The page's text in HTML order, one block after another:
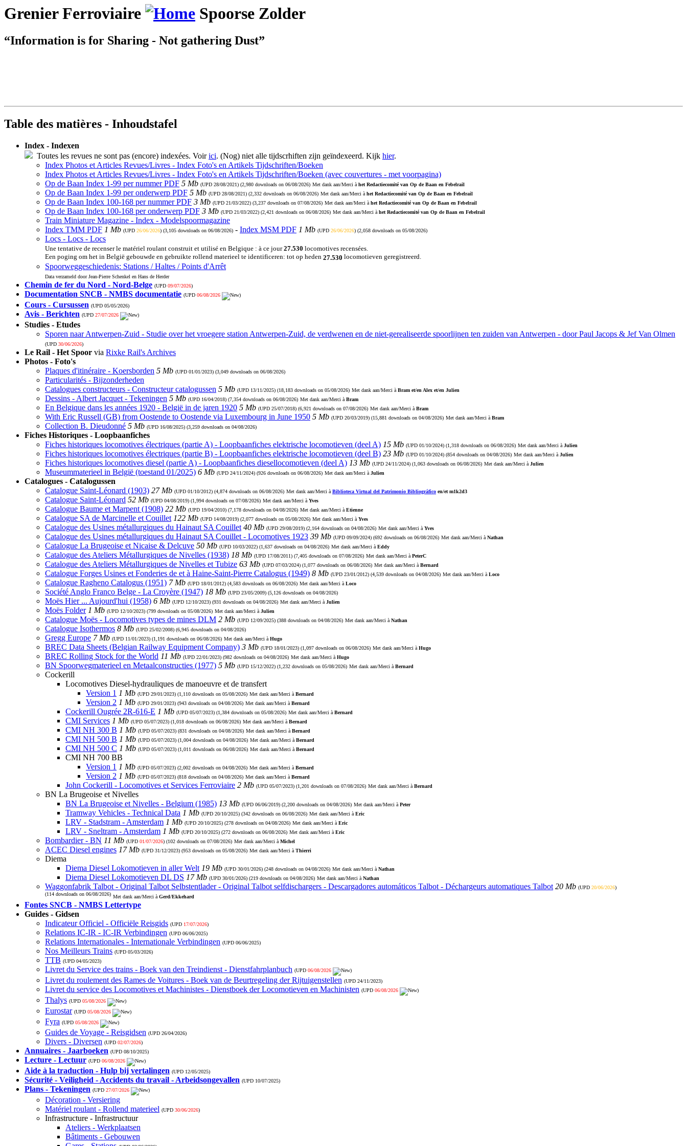
Grenier Ferroviaire Spoorse Zolder
“Information is for Sharing - Not gathering Dust”
Table des matières - Inhoudstafel
Index - Indexen
Toutes les revues ne sont pas (encore) indexées. Voirici. (Nog) niet alle tijdscrhiften zijn geïndexeerd. Kijk hier.
Index Photos et Articles Revues/Livres - Index Foto's en Artikels Tijdschriften/Boeken
Index Photos et Articles Revues/Livres - Index Foto's en Artikels Tijdschriften/Boeken (avec couvertures - met voorpagina)
Op de Baan Index 1-99 per nummer PDF 5 Mb (UPD 28/08/2021) (2,980 downloads on 06/08/2026) Met dank aan/Merci à het Redactiecomité van Op de Baan en Febelrail
Op de Baan Index 1-99 per onderwerp PDF 5 Mb (UPD 28/08/2021) (2,332 downloads on 06/08/2026) Met dank aan/Merci à het Redactiecomité van Op de Baan en Febelrail
Op de Baan Index 100-168 per nummer PDF 3 Mb (UPD 21/03/2022) (3,237 downloads on 07/08/2026) Met dank aan/Merci à het Redactiecomité van Op de Baan en Febelrail
Op de Baan Index 100-168 per onderwerp PDF 3 Mb (UPD 21/03/2022) (2,421 downloads on 06/08/2026) Met dank aan/Merci à het Redactiecomité van Op de Baan en Febelrail
Train Miniature Magazine - Index - Modelspoormagazine
Index TMM PDF 1 Mb (UPD 26/06/2026) (3,105 downloads on 06/08/2026) - Index MSM PDF 1 Mb (UPD 26/06/2026) (2,058 downloads on 05/08/2026)
Locs - Locs - Locs
Une tentative de recenser le matériel roulant construit et utilisé en Belgique : à ce jour27.530 locomotives recensées.
Een poging om het in België gebouwde en gebruikte rollend materieel te identificeren: tot op heden 27.530 locomotieven geregistreerd.
Spoorweggeschiedenis: Stations / Haltes / Points d'Arrêt
Data verzameld door Jean-Pierre Schenkel en Hans de Herder
Chemin de fer du Nord - Nord-Belge (UPD 09/07/2026)
Documentation SNCB - NMBS documentatie (UPD 06/08/2026 )
Cours - Cursussen (UPD 05/05/2026)
Avis - Berichten (UPD 27/07/2026 )
Studies - Etudes
Sporen naar Antwerpen-Zuid - Studie over het vroegere station Antwerpen-Zuid, de verdwenen en de niet-gerealiseerde spoorlijnen ten zuiden van Antwerpen - door Paul Jacops & Jef Van Olmen
(UPD 30/06/2026)
Le Rail - Het Spoor via Rixke Rail's Archives
Photos - Foto's
Plaques d'itinéraire - Koersborden 5 Mb (UPD 01/01/2023) (3,049 downloads on 06/08/2026)
Particularités - Bijzonderheden
Catalogues constructeurs - Constructeur catalogussen 5 Mb (UPD 13/11/2025) (18,183 downloads on 05/08/2026) Met dank aan/Merci à Bram et/en Alex et/en Julien
Dessins - Albert Jacquet - Tekeningen 5 Mb (UPD 16/04/2018) (7,354 downloads on 06/08/2026) Met dank aan/Merci à Bram
En Belgique dans les années 1920 - België in de jaren 1920 5 Mb (UPD 25/07/2018) (6,921 downloads on 07/08/2026) Met dank aan/Merci à Bram
With Eric Russell (GB) from Oostende to Oostende via Luxembourg in June 1950 5 Mb (UPD 20/03/2019) (15,881 downloads on 04/08/2026) Met dank aan/Merci à Bram
Collection B. Dieudonné 5 Mb (UPD 16/08/2025) (3,259 downloads on 04/08/2026)
Fiches Historiques - Loopbaanfiches
Fiches historiques locomotives électriques (partie A) - Loopbaanfiches elektrische locomotieven (deel A) 15 Mb (UPD 01/10/2024) (1,318 downloads on 06/08/2026) Met dank aan/Merci à Julien
Fiches historiques locomotives électriques (partie B) - Loopbaanfiches elektrische locomotieven (deel B) 23 Mb (UPD 01/10/2024) (854 downloads on 04/08/2026) Met dank aan/Merci à Julien
Fiches historiques locomotives diesel (partie A) - Loopbaanfiches diesellocomotieven (deel A) 13 Mb (UPD 24/11/2024) (1,063 downloads on 06/08/2026) Met dank aan/Merci à Julien
Museummaterieel in België (toestand 01/2025) 6 Mb (UPD 24/11/2024) (926 downloads on 06/08/2026) Met dank aan/Merci à Julien
Catalogues - Catalogussen
Catalogue Saint-Léonard (1903) 27 Mb (UPD 01/10/2012) (4,874 downloads on 06/08/2026) Met dank aan/Merci à Biblioteca Virtual del Patrimonio Bibliográfico en/et m1k2d3
Catalogue Saint-Léonard 52 Mb (UPD 04/08/2019) (1,994 downloads on 07/08/2026) Met dank aan/Merci à Yves
Catalogue Baume et Marpent (1908) 22 Mb (UPD 19/04/2010) (7,178 downloads on 04/08/2026) Met dank aan/Merci à Etienne
Catalogue SA de Marcinelle et Couillet 122 Mb (UPD 14/08/2019) (2,077 downloads on 05/08/2026) Met dank aan/Merci à Yves
Catalogue des Usines métallurgiques du Hainaut SA Couillet 40 Mb (UPD 29/08/2019) (2,164 downloads on 04/08/2026) Met dank aan/Merci à Yves
Catalogue des Usines métallurgiques du Hainaut SA Couillet - Locomotives 1923 39 Mb (UPD 09/09/2024) (692 downloads on 06/08/2026) Met dank aan/Merci à Nathan
Catalogue La Brugeoise et Nicaise & Delcuve 50 Mb (UPD 10/03/2022) (1,637 downloads on 04/08/2026) Met dank aan/Merci à Eddy
Catalogue des Ateliers Métallurgiques de Nivelles (1938) 18 Mb (UPD 17/08/2011) (7,405 downloads on 07/08/2026) Met dank aan/Merci à PeterC
Catalogue des Ateliers Métallurgiques de Nivelles et Tubize 63 Mb (UPD 07/03/2024) (1,077 downloads on 06/08/2026) Met dank aan/Merci à Bernard
Catalogue Forges Usines et Fonderies de et à Haine-Saint-Pierre Catalogus (1949) 8 Mb (UPD 23/01/2012) (4,539 downloads on 04/08/2026) Met dank aan/Merci à Loco
Catalogue Ragheno Catalogus (1951) 7 Mb (UPD 18/01/2012) (4,583 downloads on 06/08/2026) Met dank aan/Merci à Loco
Société Anglo Franco Belge - La Croyère (1947) 18 Mb (UPD 23/05/2009) (5,126 downloads on 04/08/2026)
Moës Hier ... Aujourd'hui (1958) 6 Mb (UPD 12/10/2023) (931 downloads on 04/08/2026) Met dank aan/Merci à Julien
Moës Folder 1 Mb (UPD 12/10/2023) (799 downloads on 05/08/2026) Met dank aan/Merci à Julien
Catalogue Moës - Locomotives types de mines DLM 2 Mb (UPD 12/09/2025) (388 downloads on 04/08/2026) Met dank aan/Merci à Nathan
Catalogue Isothermos 8 Mb (UPD 25/02/2008) (6,945 downloads on 04/08/2026)
Gregg Europe 7 Mb (UPD 11/01/2023) (1,191 downloads on 06/08/2026) Met dank aan/Merci à Hugo
BREC Data Sheets (Belgian Railway Equipment Company) 3 Mb (UPD 18/01/2023) (1,097 downloads on 06/08/2026) Met dank aan/Merci à Hugo
BREC Rolling Stock for the World 11 Mb (UPD 22/01/2023) (982 downloads on 04/08/2026) Met dank aan/Merci à Hugo
BN Spoorwegmaterieel en Metaalconstructies (1977) 5 Mb (UPD 15/12/2022) (1,232 downloads on 05/08/2026) Met dank aan/Merci à Bernard
Cockerill
Locomotives Diesel-hydrauliques de manoeuvre et de transfert
Version 1 1 Mb (UPD 29/01/2023) (1,110 downloads on 05/08/2026) Met dank aan/Merci à Bernard
Version 2 1 Mb (UPD 29/01/2023) (943 downloads on 04/08/2026) Met dank aan/Merci à Bernard
Cockerill Ougrée 2R-616-E 1 Mb (UPD 05/07/2023) (1,384 downloads on 05/08/2026) Met dank aan/Merci à Bernard
CMI Services 1 Mb (UPD 05/07/2023) (1,018 downloads on 06/08/2026) Met dank aan/Merci à Bernard
CMI NH 300 B 1 Mb (UPD 05/07/2023) (831 downloads on 04/08/2026) Met dank aan/Merci à Bernard
CMI NH 500 B 1 Mb (UPD 05/07/2023) (1,004 downloads on 04/08/2026) Met dank aan/Merci à Bernard
CMI NH 500 C 1 Mb (UPD 05/07/2023) (1,011 downloads on 06/08/2026) Met dank aan/Merci à Bernard
CMI NH 700 BB
Version 1 1 Mb (UPD 05/07/2023) (2,002 downloads on 04/08/2026) Met dank aan/Merci à Bernard
Version 2 1 Mb (UPD 05/07/2023) (818 downloads on 04/08/2026) Met dank aan/Merci à Bernard
John Cockerill - Locomotives et Services Ferroviaire 2 Mb (UPD 05/07/2023) (1,201 downloads on 07/08/2026) Met dank aan/Merci à Bernard
BN La Brugeoise et Nivelles
BN La Brugeoise et Nivelles - Belgium (1985) 13 Mb (UPD 06/06/2019) (2,200 downloads on 04/08/2026) Met dank aan/Merci à Peter
Tramway Vehicles - Technical Data 1 Mb (UPD 20/10/2025) (342 downloads on 06/08/2026) Met dank aan/Merci à Eric
LRV - Stadstram - Amsterdam 1 Mb (UPD 20/10/2025) (278 downloads on 04/08/2026) Met dank aan/Merci à Eric
LRV - Sneltram - Amsterdam 1 Mb (UPD 20/10/2025) (272 downloads on 06/08/2026) Met dank aan/Merci à Eric
Bombardier - BN 11 Mb (UPD 01/07/2026) (102 downloads on 07/08/2026) Met dank aan/Merci à Michel
ACEC Diesel engines 17 Mb (UPD 31/12/2023) (953 downloads on 05/08/2026) Met dank aan/Merci à Thierri
Diema
Diema Diesel Lokomotieven in aller Welt 19 Mb (UPD 30/01/2026) (248 downloads on 04/08/2026) Met dank aan/Merci à Nathan
Diema Diesel Lokomotieven DL DS 17 Mb (UPD 30/01/2026) (219 downloads on 04/08/2026) Met dank aan/Merci à Nathan
Waggonfabrik Talbot - Original Talbot Selbstentlader - Original Talbot selfdischargers - Descargadores automáticos Talbot - Déchargeurs automatiques Talbot 20 Mb (UPD 20/06/2026)
(114 downloads on 06/08/2026) Met dank aan/Merci à Gerd/Ekkehard
Fontes SNCB - NMBS Lettertype
Guides - Gidsen
Indicateur Officiel - Officiële Reisgids (UPD 17/07/2026)
Relations IC-IR - IC-IR Verbindingen (UPD 06/06/2025)
Relations Internationales - Internationale Verbindingen (UPD 06/06/2025)
Nos Meilleurs Trains (UPD 05/03/2026)
TTB (UPD 04/05/2023)
Livret du Service des trains - Boek van den Treindienst - Dienstfahrplanbuch (UPD 06/08/2026 )
Livret du roulement des Rames de Voitures - Boek van de Beurtregeling der Rijtuigenstellen (UPD 24/11/2023)
Livret du service des Locomotives et Machinistes - Dienstboek der Locomotieven en Machinisten (UPD 06/08/2026 )
Thalys (UPD 05/08/2026 )
Eurostar (UPD 05/08/2026 )
Fyra (UPD 05/08/2026 )
Guides de Voyage - Reisgidsen (UPD 26/04/2026)
Divers - Diversen (UPD 02/07/2026)
Annuaires - Jaarboeken (UPD 08/10/2025)
Lecture - Lectuur (UPD 06/08/2026 )
Aide à la traduction - Hulp bij vertalingen (UPD 12/05/2025)
Sécurité - Veiligheid - Accidents du travail - Arbeidsongevallen (UPD 10/07/2025)
Plans - Tekeningen (UPD 27/07/2026 )
Décoration - Versiering
Matériel roulant - Rollend materieel (UPD 30/06/2026)
Infrastructure - Infrastructuur
Ateliers - Werkplaatsen
Bâtiments - Gebouwen